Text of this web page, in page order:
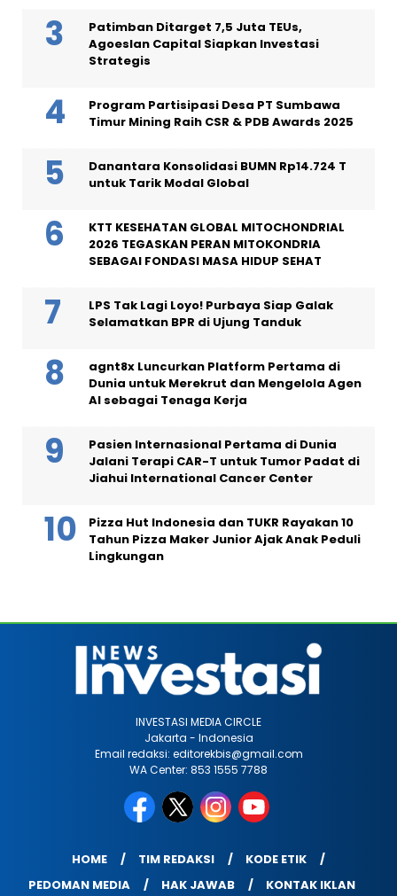
Patimban Ditarget 7,5 Juta TEUs,
Agoeslan Capital Siapkan Investasi
Strategis
Program Partisipasi Desa PT Sumbawa
Timur Mining Raih CSR & PDB Awards 2025
Danantara Konsolidasi BUMN Rp14.724 T
untuk Tarik Modal Global
KTT KESEHATAN GLOBAL MITOCHONDRIAL
2026 TEGASKAN PERAN MITOKONDRIA
SEBAGAI FONDASI MASA HIDUP SEHAT
LPS Tak Lagi Loyo! Purbaya Siap Galak
Selamatkan BPR di Ujung Tanduk
agnt8x Luncurkan Platform Pertama di
Dunia untuk Merekrut dan Mengelola Agen
AI sebagai Tenaga Kerja
Pasien Internasional Pertama di Dunia
Jalani Terapi CAR-T untuk Tumor Padat di
Jiahui International Cancer Center
Pizza Hut Indonesia dan TUKR Rayakan 10
Tahun Pizza Maker Junior Ajak Anak Peduli
Lingkungan
INVESTASI MEDIA CIRCLE
Jakarta - Indonesia
Email redaksi: editorekbis@gmail.com
WA Center: 853 1555 7788
HOME TIM REDAKSI
KODE ETIK
PEDOMAN MEDIA
HAK JAWAB KONTAK IKLAN